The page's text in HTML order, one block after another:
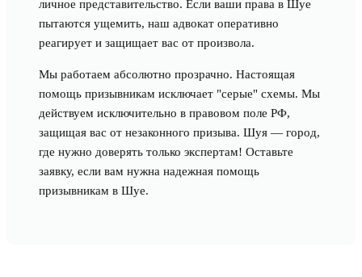
личное представительство. Если ваши права в Шуе
пытаются ущемить, наш адвокат оперативно
реагирует и защищает вас от произвола.
Мы работаем абсолютно прозрачно. Настоящая
помощь призывникам исключает "серые" схемы. Мы
действуем исключительно в правовом поле РФ,
защищая вас от незаконного призыва. Шуя — город,
где нужно доверять только экспертам! Оставьте
заявку, если вам нужна надежная помощь
призывникам в Шуе.